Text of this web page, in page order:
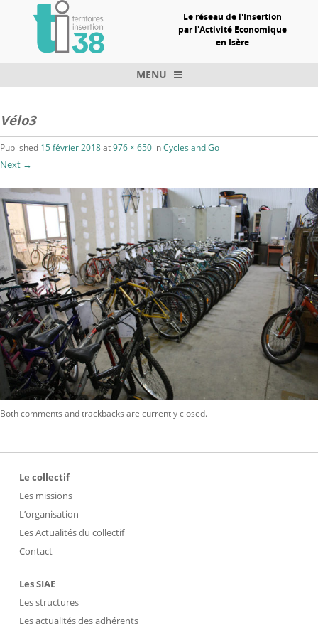
Le réseau de l'Insertion
par l'Activité Economique
en Isère
MENU
Vélo3
Published 15 février 2018at976 × 650 inCycles and Go
Next →
Both comments and trackbacks are currently closed.
Le collectif
Les missions
L’organisation
Les Actualités du collectif
Contact
Les SIAE
Les structures
Les actualités des adhérents